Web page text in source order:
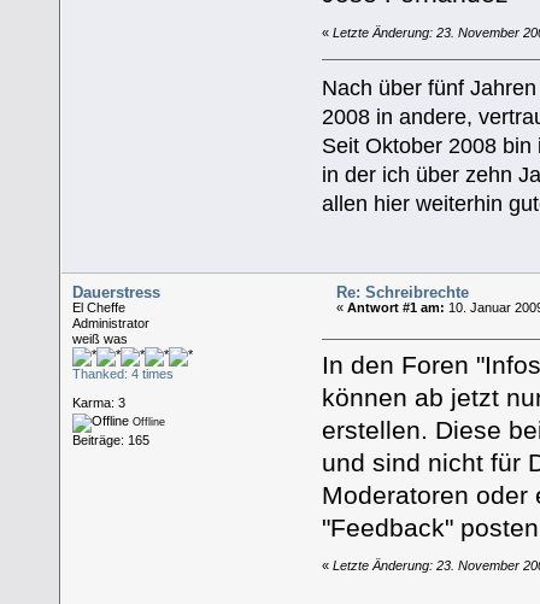
« Letzte Änderung: 23. November
Nach über fünf
2008 in andere,
Seit Oktober 2008
in der ich über zehn
allen hier weiterhin
Dauerstress
El Cheffe
Administrator
weiß was
Thanked: 4 times
Karma: 3
Offline
Beiträge: 165
Re: Schreibrechte
«Antwort #1 am: 10. Januar
In den Foren
können ab jetzt
erstellen. Diese
und sind nicht für
Moderatoren oder
"Feedback"
« Letzte Änderung: 23. November